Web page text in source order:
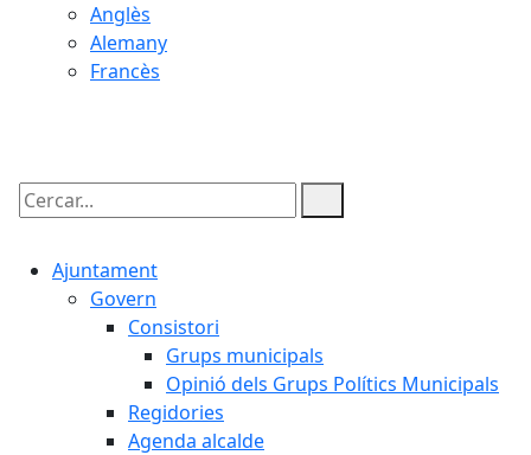
Anglès
Alemany
Francès
Cercar:
Ajuntament
Govern
Consistori
Grups municipals
Opinió dels Grups Polítics Municipals
Regidories
Agenda alcalde